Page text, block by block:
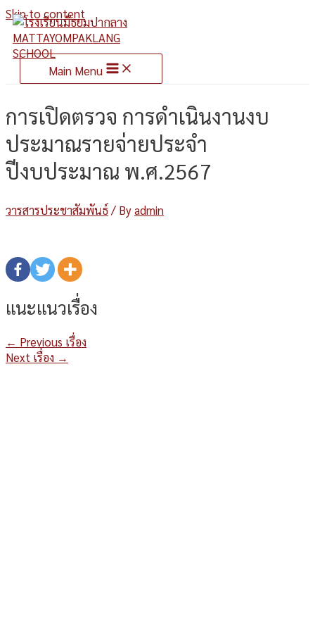
Skip to content
Main Menu
การเปิดตรวจ การดำเนินงานงบ
ประมาณรายจ่ายประจำ
ปีงบประมาณ พ.ศ.2567
วารสารประชาสัมพันธ์/ Byadmin
แนะแนวเรื่อง
← Previous เรื่อง
Next เรื่อง →